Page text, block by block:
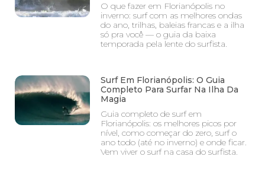
O que fazer em Florianópolis no
inverno: surf com as melhores ondas
do ano, trilhas, baleias francas e a ilha
só pra você — o guia da baixa
temporada pela lente do surfista.
Surf Em Florianópolis: O Guia
Completo Para Surfar Na Ilha Da
Magia
Guia completo de surf em
Florianópolis: os melhores picos por
nível, como começar do zero, surf o
ano todo (até no inverno) e onde ficar.
Vem viver o surf na casa do surfista.